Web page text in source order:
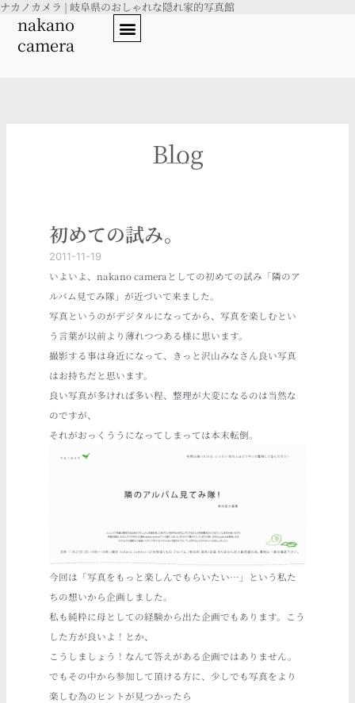
内
ナカノカメラ | 岐阜県のおしゃれな隠れ家的写真館
nakano
camera
Blog
初めての試み。
2011-11-19
いよいよ、nakano cameraとしての初めての試み「隣のア
ルバム見てみ隊」が近づいて来ました。
写真というのがデジタルになってから、写真を楽しむとい
う言葉が以前より薄れつつある様に思います。
撮影する事は身近になって、きっと沢山みなさん良い写真
はお持ちだと思います。
良い写真が多ければ多い程、整理が大変になるのは当然な
のですが、
それがおっくううになってしまっては本末転倒。
今回は「写真をもっと楽しんでもらいたい…」という私た
ちの想いから企画しました。
私も純粋に母としての経験から出た企画でもあります。こう
した方が良いよ！とか、
こうしましょう！なんて答えがある企画ではありません。
でもその中から参加して頂ける方に、少しでも写真をより
楽しむ為のヒントが見つかったら